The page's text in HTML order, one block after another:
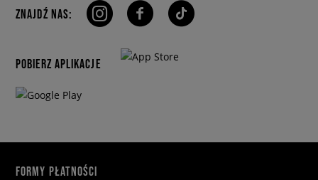
ZNAJDŹ NAS:
POBIERZ APLIKACJE
FORMY PŁATNOŚCI